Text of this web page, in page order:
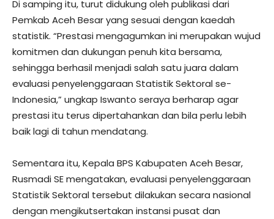
Di samping itu, turut didukung oleh publikasi dari
Pemkab Aceh Besar yang sesuai dengan kaedah
statistik. “Prestasi mengagumkan ini merupakan wujud
komitmen dan dukungan penuh kita bersama,
sehingga berhasil menjadi salah satu juara dalam
evaluasi penyelenggaraan Statistik Sektoral se-
Indonesia,” ungkap Iswanto seraya berharap agar
prestasi itu terus dipertahankan dan bila perlu lebih
baik lagi di tahun mendatang.
Sementara itu, Kepala BPS Kabupaten Aceh Besar,
Rusmadi SE mengatakan, evaluasi penyelenggaraan
Statistik Sektoral tersebut dilakukan secara nasional
dengan mengikutsertakan instansi pusat dan